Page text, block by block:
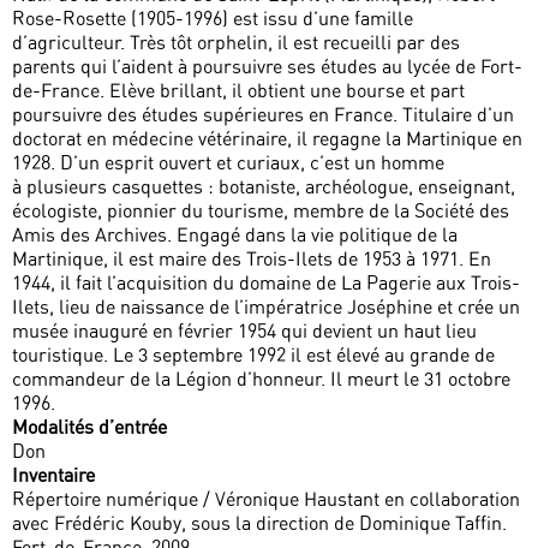
Rose-Rosette (1905-1996) est issu d’une famille
d’agriculteur. Très tôt orphelin, il est recueilli par des
parents qui l’aident à poursuivre ses études au lycée de Fort-
de-France. Elève brillant, il obtient une bourse et part
poursuivre des études supérieures en France. Titulaire d’un
doctorat en médecine vétérinaire, il regagne la Martinique en
1928. D’un esprit ouvert et curiaux, c’est un homme
à plusieurs casquettes : botaniste, archéologue, enseignant,
écologiste, pionnier du tourisme, membre de la Société des
Amis des Archives. Engagé dans la vie politique de la
Martinique, il est maire des Trois-Ilets de 1953 à 1971. En
1944, il fait l’acquisition du domaine de La Pagerie aux Trois-
Ilets, lieu de naissance de l’impératrice Joséphine et crée un
musée inauguré en février 1954 qui devient un haut lieu
touristique. Le 3 septembre 1992 il est élevé au grande de
commandeur de la Légion d’honneur. Il meurt le 31 octobre
1996.
Modalités d’entrée
Don
Inventaire
Répertoire numérique / Véronique Haustant en collaboration
avec Frédéric Kouby, sous la direction de Dominique Taffin.